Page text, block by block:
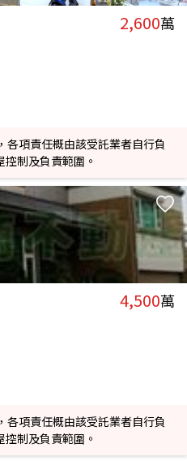
2,600萬
項責任概由該受託業者自行負
制及負責範圍。
4,500萬
項責任概由該受託業者自行負
制及負責範圍。